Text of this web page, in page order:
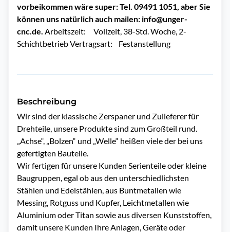
vorbeikommen wäre super: Tel. 09491 1051, aber Sie
können uns natürlich auch mailen: info@unger-
cnc.de. Arbeitszeit: Vollzeit, 38-Std. Woche, 2-
Schichtbetrieb Vertragsart: Festanstellung
Beschreibung
Wir sind der klassische Zerspaner und Zulieferer für
Drehteile, unsere Produkte sind zum Großteil rund.
„Achse“, „Bolzen“ und „Welle“ heißen viele der bei uns
gefertigten Bauteile.
Wir fertigen für unsere Kunden Serienteile oder kleine
Baugruppen, egal ob aus den unterschiedlichsten
Stählen und Edelstählen, aus Buntmetallen wie
Messing, Rotguss und Kupfer, Leichtmetallen wie
Aluminium oder Titan sowie aus diversen Kunststoffen,
damit unsere Kunden Ihre Anlagen, Geräte oder